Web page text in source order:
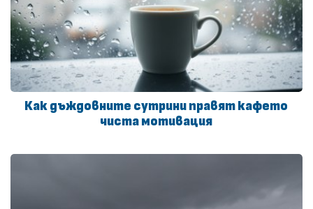
Как дъждовните сутрини правят кафето
чиста мотивация